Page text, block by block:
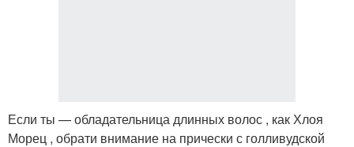
Если ты — обладательница длинных волос , как Хлоя
Морец , обрати внимание на прически с голливудской